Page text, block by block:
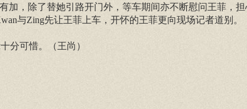
加，除了替她引路开门外，等车期间亦不断慰问王菲，
与Zing先让王菲上车，开怀的王菲更向现场记者道别。
分可惜。（王尚）